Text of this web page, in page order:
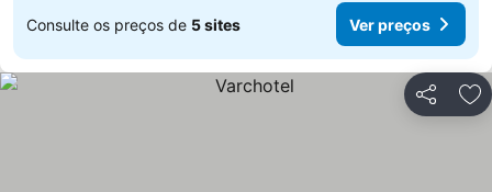
Consulte os preços de 5 sites Ver preços
Partilhar